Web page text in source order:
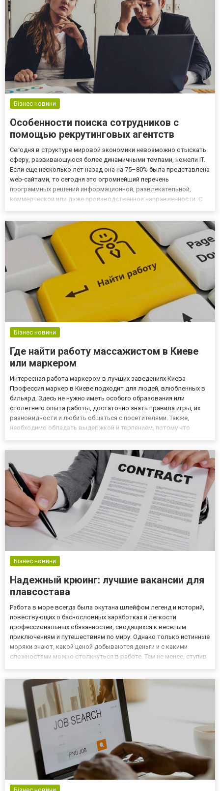
Бізнес новини
Особенности поиска сотрудников с
помощью рекрутинговых агентств
Сегодня в структуре мировой экономики невозможно отыскать
сферу, развивающуюся более динамичными темпами, нежели IT.
Если еще несколько лет назад она на 75–80% была представлена
web-сайтами, то сегодня это огромнейший перечень
программных решений информационной, развлекательной,
коммерческой или даже производственной направленности. С
Бізнес новини
Где найти работу массажистом в Киеве
или маркером
Интересная работа маркером в лучших заведениях Киева
Профессия маркер в Киеве подходит для людей, влюбленных в
бильярд. Здесь не нужно иметь особого образования или
столетнего опыта работы, достаточно знать правила игры, их
разновидности и любить общаться с посетителями. Также,
необходимо обладать выдержкой и терпением, потому что
Бізнес новини
Надежный крюинг: лучшие вакансии для
плавсостава
Работа в море всегда была окутана шлейфом легенд и историй,
повествующих о баснословных заработках и легкости
профессиональных обязанностей, сводящихся к веселым
приключениям и путешествиям по миру. Однако только истинные
моряки знают, какой ценой добываются деньги и с какими
сложностями можно столкнуться в работе. Тем не менее, ступив
уровень оплат...